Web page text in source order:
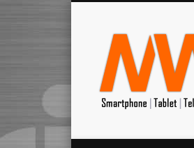
Siete appassionati di